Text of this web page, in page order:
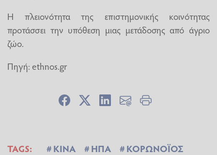
Η πλειονότητα της επιστημονικής κοινότητας
προτάσσει την υπόθεση μιας μετάδοσης από άγριο
ζώο.
Πηγή: ethnos.gr
TAGS: ΚΙΝΑ ΗΠΑ ΚΟΡΩΝΟΪΟΣ